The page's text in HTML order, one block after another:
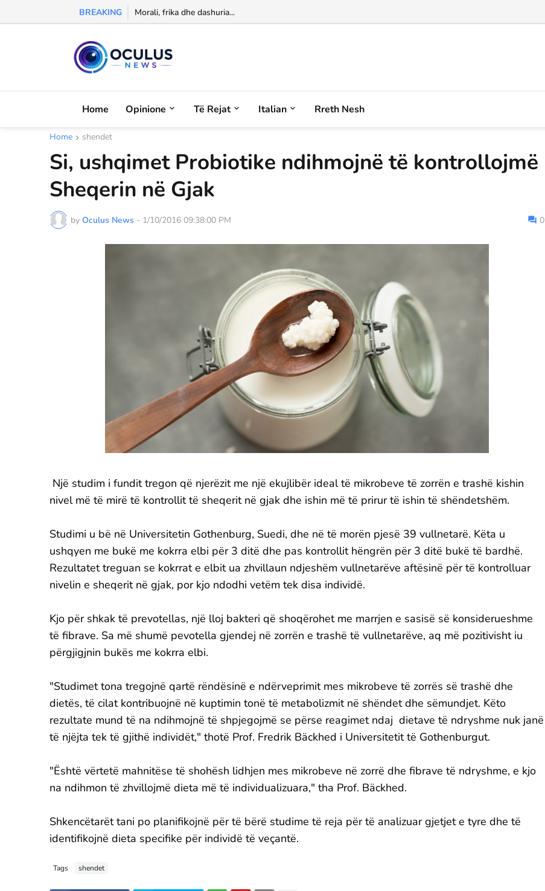
BREAKING Morali, frika dhe dashuria...
Home Opinione Të Rejat Italian Rreth Nesh
Home shendet
Si, ushqimet Probiotike ndihmojnë të kontrollojmë
Sheqerin në Gjak
by Oculus News - 1/10/2016 09:38:00 PM 0
Një studim i fundit tregon që njerëzit me një ekujlibër ideal të mikrobeve të zorrën e trashë kishin
nivel më të mirë të kontrollit të sheqerit në gjak dhe ishin më të prirur të ishin të shëndetshëm.
Studimi u bë në Universitetin Gothenburg, Suedi, dhe në të morën pjesë 39 vullnetarë. Këta u
ushqyen me bukë me kokrra elbi për 3 ditë dhe pas kontrollit hëngrën për 3 ditë bukë të bardhë.
Rezultatet treguan se kokrrat e elbit ua zhvillaun ndjeshëm vullnetarëve aftësinë për të kontrolluar
nivelin e sheqerit në gjak, por kjo ndodhi vetëm tek disa individë.
Kjo për shkak të prevotellas, një lloj bakteri që shoqërohet me marrjen e sasisë së konsiderueshme
të fibrave. Sa më shumë pevotella gjendej në zorrën e trashë të vullnetarëve, aq më pozitivisht iu
përgjigjnin bukës me kokrra elbi.
"Studimet tona tregojnë qartë rëndësinë e ndërveprimit mes mikrobeve të zorrës së trashë dhe
dietës, të cilat kontribuojnë në kuptimin tonë të metabolizmit në shëndet dhe sëmundjet. Këto
rezultate mund të na ndihmojnë të shpjegojmë se përse reagimet ndaj dietave të ndryshme nuk janë
të njëjta tek të gjithë individët," thotë Prof. Fredrik Bäckhed i Universitetit të Gothenburgut.
"Është vërtetë mahnitëse të shohësh lidhjen mes mikrobeve në zorrë dhe fibrave të ndryshme, e kjo
na ndihmon të zhvillojmë dieta më të individualizuara," tha Prof. Bäckhed.
Shkencëtarët tani po planifikojnë për të bërë studime të reja për të analizuar gjetjet e tyre dhe të
identifikojnë dieta specifike për individë të veçantë.
Tags shendet